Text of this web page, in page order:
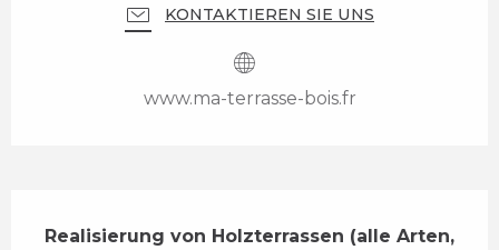
KONTAKTIEREN SIE UNS
www.ma-terrasse-bois.fr
Realisierung von Holzterrassen (alle Arten,